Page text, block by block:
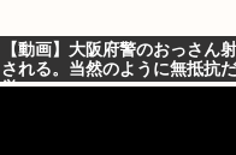
【動画】大阪府警のおっさん
される。当然のように無抵抗
覚